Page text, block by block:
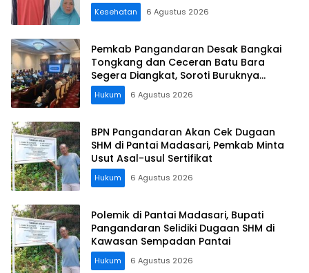
Kesehatan 6 Agustus 2026
Pemkab Pangandaran Desak Bangkai
Tongkang dan Ceceran Batu Bara
Segera Diangkat, Soroti Buruknya
Koordinasi Perusahaan
Hukum 6 Agustus 2026
BPN Pangandaran Akan Cek Dugaan
SHM di Pantai Madasari, Pemkab Minta
Usut Asal-usul Sertifikat
Hukum 6 Agustus 2026
Polemik di Pantai Madasari, Bupati
Pangandaran Selidiki Dugaan SHM di
Kawasan Sempadan Pantai
Hukum 6 Agustus 2026